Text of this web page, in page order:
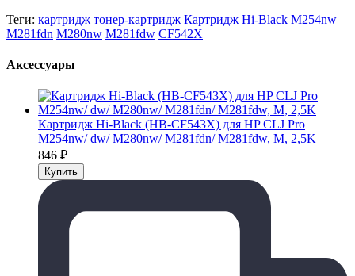
Теги: картридж тонер-картридж Картридж Hi-Black M254nw
M281fdn M280nw M281fdw CF542X
Аксессуары
Картридж Hi-Black (HB-CF543X) для HP CLJ Pro
M254nw/ dw/ M280nw/ M281fdn/ M281fdw, M, 2,5K
846 ₽